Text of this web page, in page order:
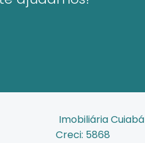
Imobiliária Cuiabá
Creci: 5868